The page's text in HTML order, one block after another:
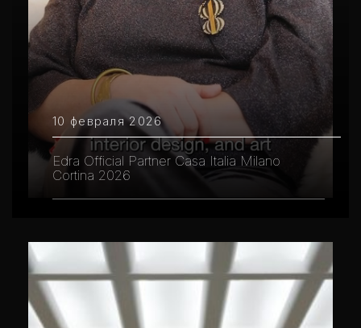
10 февраля 2026
Edra Official Partner Casa Italia Milano
Cortina 2026